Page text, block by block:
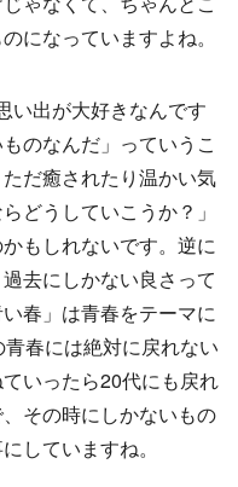
になっていますよね。
い出が大好きなんです
のなんだ」っていうこ
だ癒されたり温かい気
どうしていこうか？」
もしれないです。逆に
去にしかない良さって
春」は青春をテーマに
春には絶対に戻れない
いったら20代にも戻れ
その時にしかないもの
していますね。